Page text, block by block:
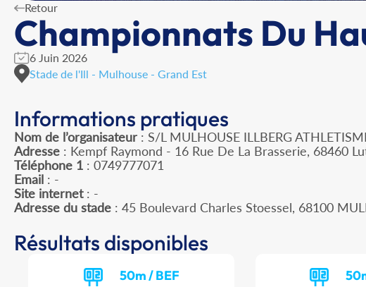
Retour
Championnats Du
6 Juin 2026
Stade de l'Ill - Mulhouse - Grand Est
Informations pratiques
Nom de l’organisateur : S/L MULHOUSE ILLBERG
Adresse : Kempf Raymond - 16 Rue De La Brasserie, 68460
Téléphone 1 : 0749777071
Email : -
Site internet: -
Adresse du stade : 45 Boulevard Charles Stoessel, 68100
Résultats disponibles
50m / BEF